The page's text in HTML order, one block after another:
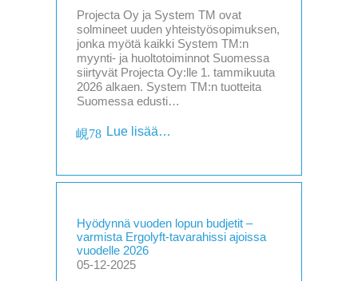
Projecta Oy ja System TM ovat
solmineet uuden yhteistyösopimuksen,
jonka myötä kaikki System TM:n
myynti- ja huoltotoiminnot Suomessa
siirtyvät Projecta Oy:lle 1. tammikuuta
2026 alkaen. System TM:n tuotteita
Suomessa edusti…
Lue lisää…
Hyödynnä vuoden lopun budjetit –
varmista Ergolyft-tavarahissi ajoissa
vuodelle 2026
05-12-2025